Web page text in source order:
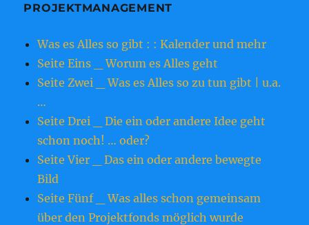
PROJEKTMANAGEMENT
Was es Alles so gibt : : Kalender und mehr
Seite Eins _ Worum es Alles geht
Seite Zwei _ Was es Alles so zu tun gibt | u.a.
…
Seite Drei _ Die ein oder andere Idee geht
schon noch! … oder?
Seite Vier _ Das ein oder andere bewegte
Bild
Seite Fünf _ Was alles schon gemeinsam
über den Projektfonds möglich wurde